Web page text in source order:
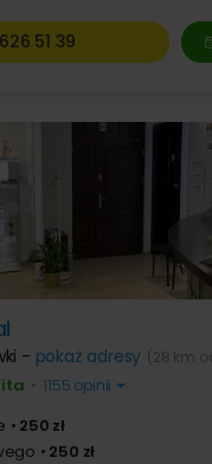
51 39
- pokaż adresy (28 km
• 1155 opinii
250 zł
250 zł